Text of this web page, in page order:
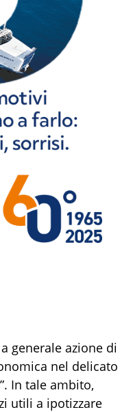
generale azione di
nel delicato
In tale ambito,
utili a ipotizzare